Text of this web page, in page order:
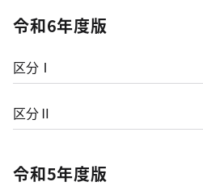
令和6年度版
区分Ⅰ
区分Ⅱ
令和5年度版